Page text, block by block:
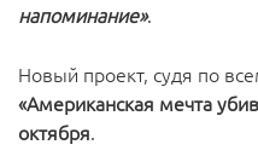
напоминание».
Новый проект, судя по
«Американская мечта
октября.